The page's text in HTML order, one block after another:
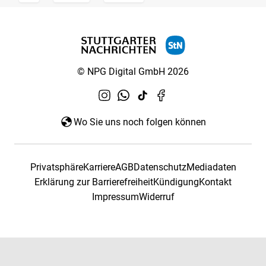
© NPG Digital GmbH 2026
Wo Sie uns noch folgen können
PrivatsphäreKarriereAGBDatenschutzMediadaten
Erklärung zur BarrierefreiheitKündigungKontakt
ImpressumWiderruf